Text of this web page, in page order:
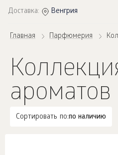
Доставка: Венгрия
Главная Парфюмерия
ароматов
Сортировать по:по наличию